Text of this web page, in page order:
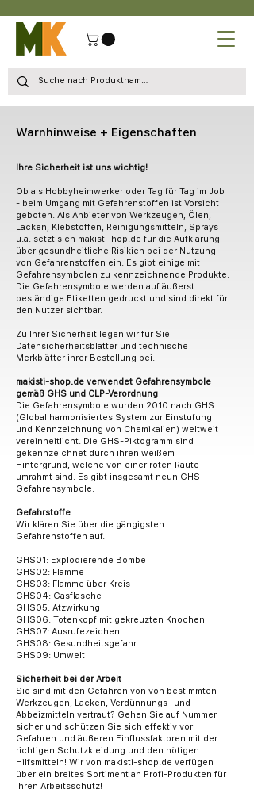
Warnhinweise + Eigenschaften
Ihre Sicherheit ist uns wichtig!
Ob als Hobbyheimwerker oder Tag für Tag im Job
- beim Umgang mit Gefahrenstoffen ist Vorsicht
geboten. Als Anbieter von Werkzeugen, Ölen,
Lacken, Klebstoffen, Reinigungsmitteln, Sprays
u.a. setzt sich makisti-hop.de für die Aufklärung
über gesundheitliche Risikien bei der Nutzung
von Gefahrenstoffen ein. Es gibt einige mit
Gefahrensymbolen zu kennzeichnende Produkte.
Die Gefahrensymbole werden auf äußerst
beständige Etiketten gedruckt und sind direkt für
den Nutzer sichtbar.
Zu Ihrer Sicherheit legen wir für Sie
Datensicherheitsblätter und technische
Merkblätter ihrer Bestellung bei.
makisti-shop.de verwendet Gefahrensymbole
gemäß GHS und CLP-Verordnung
Die Gefahrensymbole wurden 2010 nach GHS
(Global harmonisiertes System zur Einstufung
und Kennzeichnung von Chemikalien) weltweit
vereinheitlicht. Die GHS-Piktogramm sind
gekennzeichnet durch ihren weißem
Hintergrund, welche von einer roten Raute
umrahmt sind. Es gibt insgesamt neun GHS-
Gefahrensymbole.
Gefahrstoffe
Wir klären Sie über die gängigsten
Gefahrenstoffen auf.
GHS01: Explodierende Bombe
GHS02: Flamme
GHS03: Flamme über Kreis
GHS04: Gasflasche
GHS05: Ätzwirkung
GHS06: Totenkopf mit gekreuzten Knochen
GHS07: Ausrufezeichen
GHS08: Gesundheitsgefahr
GHS09: Umwelt
Sicherheit bei der Arbeit
Sie sind mit den Gefahren von von bestimmten
Werkzeugen, Lacken, Verdünnungs- und
Abbeizmitteln vertraut? Gehen Sie auf Nummer
sicher und schützen Sie sich effektiv vor
Gefahren und äußeren Einflussfaktoren mit der
richtigen Schutzkleidung und den nötigen
Hilfsmitteln! Wir von makisti-shop.de verfügen
über ein breites Sortiment an Profi-Produkten für
Ihren Arbeitsschutz!